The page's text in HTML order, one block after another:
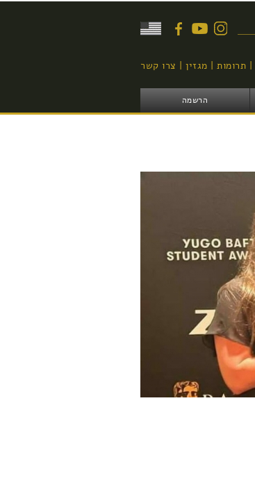
תרומות מגזין צרו קשר
הרשמה